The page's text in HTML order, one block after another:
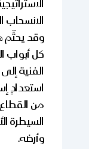
الانسحاب
وقد يحتِّم
كل أبواب
الفنية
استعدادٍ
من
السيطرة
وأرضه.